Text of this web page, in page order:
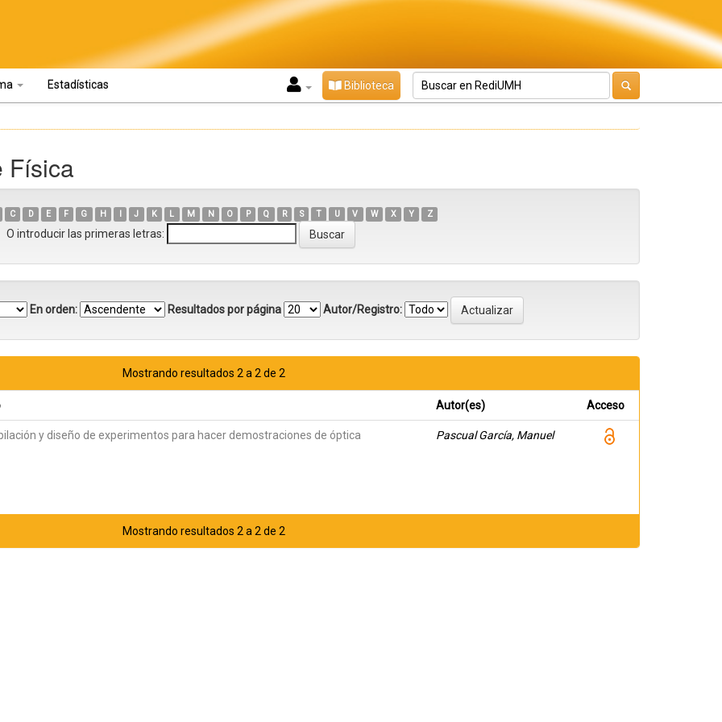
Estadísticas Biblioteca
Física
C D E F G H I J K L M N O P Q R S T U V W X Y Z
O introducir las primeras letras:
En orden: Resultados por página Autor/Registro:
Mostrando resultados 2 a 2 de 2
Autor(es) Acceso
y diseño de experimentos para hacer demostraciones de óptica Pascual García, Manuel
Mostrando resultados 2 a 2 de 2